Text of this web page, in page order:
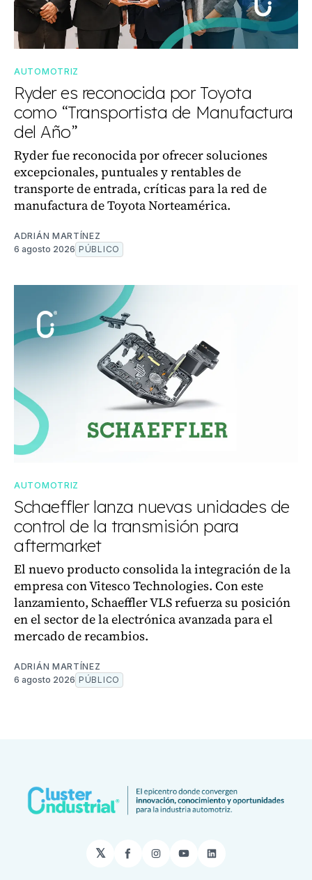
AUTOMOTRIZ
Ryder es reconocida por Toyota
como “Transportista de Manufactura
del Año”
Ryder fue reconocida por ofrecer soluciones
excepcionales, puntuales y rentables de
transporte de entrada, críticas para la red de
manufactura de Toyota Norteamérica.
ADRIÁN MARTÍNEZ
6 agosto 2026 PÚBLICO
AUTOMOTRIZ
Schaeffler lanza nuevas unidades de
control de la transmisión para
aftermarket
El nuevo producto consolida la integración de la
empresa con Vitesco Technologies. Con este
lanzamiento, Schaeffler VLS refuerza su posición
en el sector de la electrónica avanzada para el
mercado de recambios.
ADRIÁN MARTÍNEZ
6 agosto 2026 PÚBLICO
𝕏 Facebook
Instagram
YouTubeLinkedIn